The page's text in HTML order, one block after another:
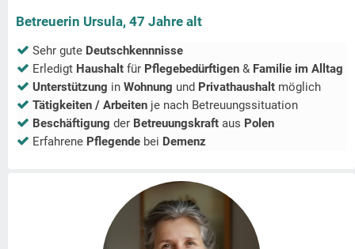
Betreuerin Ursula, 47 Jahre alt
Sehr gute Deutschkennnisse
Erledigt Haushalt für Pflegebedürftigen & Familie im Alltag
Unterstützung in Wohnung und Privathaushalt möglich
Tätigkeiten / Arbeiten je nach Betreuungssituation
Beschäftigung der Betreuungskraft aus Polen
Erfahrene Pflegende bei Demenz